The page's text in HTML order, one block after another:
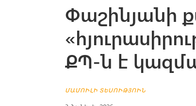
Փաշինյանի
ՔՊ-ն է
ՄԱՄՈՒԼԻ ՏԵՍՈՒԹՅՈՒՆ